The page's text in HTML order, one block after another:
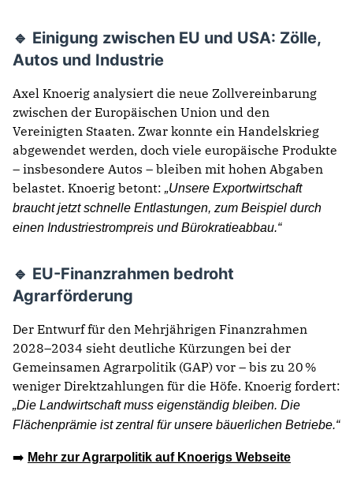
🔹 Einigung zwischen EU und USA: Zölle,
Autos und Industrie
Axel Knoerig analysiert die neue Zollvereinbarung
zwischen der Europäischen Union und den
Vereinigten Staaten. Zwar konnte ein Handelskrieg
abgewendet werden, doch viele europäische Produkte
– insbesondere Autos – bleiben mit hohen Abgaben
belastet. Knoerig betont: „Unsere Exportwirtschaft
braucht jetzt schnelle Entlastungen, zum Beispiel durch
einen Industriestrompreis und Bürokratieabbau.“
🔹 EU-Finanzrahmen bedroht
Agrarförderung
Der Entwurf für den Mehrjährigen Finanzrahmen
2028–2034 sieht deutliche Kürzungen bei der
Gemeinsamen Agrarpolitik (GAP) vor – bis zu 20 %
weniger Direktzahlungen für die Höfe. Knoerig fordert:
„Die Landwirtschaft muss eigenständig bleiben. Die
Flächenprämie ist zentral für unsere bäuerlichen Betriebe.“
➡️ Mehr zur Agrarpolitik auf Knoerigs Webseite